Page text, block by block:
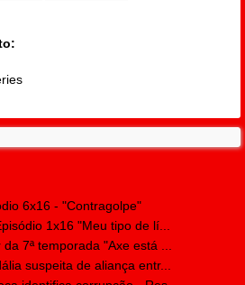
6x16 - "Contragolpe"
1x16 "Meu tipo de lí...
7ª temporada "Axe está ...
suspeita de aliança entr...